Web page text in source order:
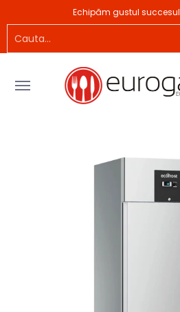
Sari la Continutul Principal
Branduri Idei
Echipăm gustul
Sari la Continutul Principal